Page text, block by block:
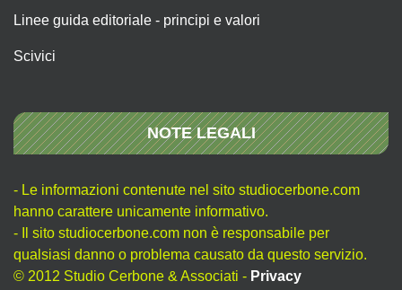
Linee guida editoriale - principi e valori
Scivici
NOTE LEGALI
- Le informazioni contenute nel sito studiocerbone.com
hanno carattere unicamente informativo.
- Il sito studiocerbone.com non è responsabile per
qualsiasi danno o problema causato da questo servizio.
© 2012 Studio Cerbone & Associati - Privacy